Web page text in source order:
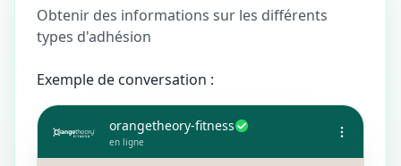
Obtenir des informations sur les différents
types d'adhésion
Exemple de conversation :
orangetheory-fitness
en ligne